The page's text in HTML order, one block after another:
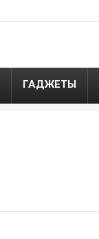
ГАДЖЕТЫ